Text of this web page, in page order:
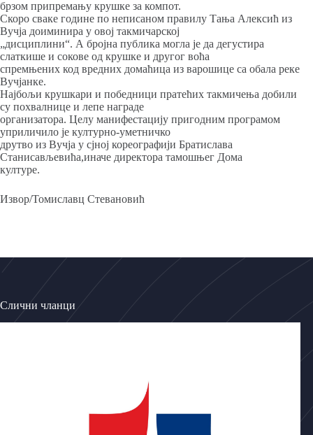
брзом припремању крушке за компот.
Скоро сваке године по неписаном правилу Тања Алексић из
Вучја доиминира у овој такмичарској
„дисциплини“. А бројна публика могла је да дегустира
слаткише и сокове од крушке и другог воћа
спремњених код вредних домаћица из варошице са обала реке
Вучјанке.
Најбољи крушкари и победници пратећих такмичења добили
су похвалнице и лепе награде
организатора. Целу манифестацију пригодним програмом
уприличило је културно-уметничко
друтво из Вучја у сјној кореографији Братислава
Станисављевића,иначе директора тамошњег Дома
културе.
Извор/Томиславц Стевановић
Слични чланци